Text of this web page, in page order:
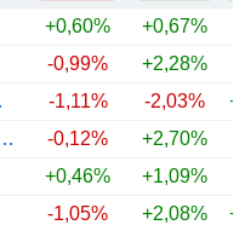
+0,60% +0,67%
-0,99% +2,28%
-1,11% -2,03%
TOUBRO LIMITED
-0,12% +2,70%
+0,46% +1,09%
-1,05% +2,08%